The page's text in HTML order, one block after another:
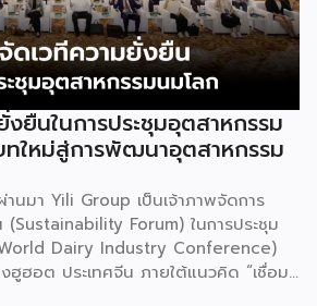
ยืนในการประชุมอุตสาหกรรม
ทใหม่สู่การพัฒนาอุตสาหกรรม
นมา Yili Group เป็นเจ้าภาพจัดการ
Forum) ในการประชุม
Dairy Industry Conference)
ฮูฮอต ประเทศจีน ภายใต้แนวคิด “เชื่อม